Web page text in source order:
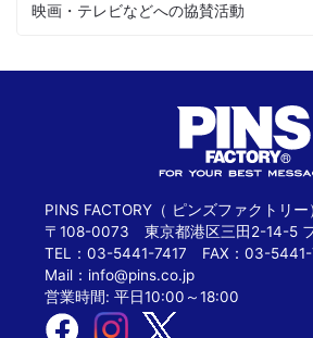
映画・テレビなどへの協賛活動
PINS FACTORY（ ピンズファクトリー
〒108-0073 東京都港区三田2-14-5
TEL：03-5441-7417 FAX：03-
Mail： info@pins.co.jp
営業時間: 平日10:00～18:00